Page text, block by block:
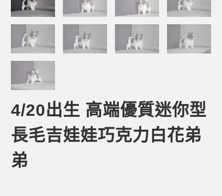
4/20出生 高端優質迷你型
長毛吉娃娃巧克力白花弟
弟